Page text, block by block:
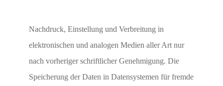
Nachdruck, Einstellung und Verbreitung in
elektronischen und analogen Medien aller Art nur
nach vorheriger schriftlicher Genehmigung. Die
Speicherung der Daten in Datensystemen für fremde